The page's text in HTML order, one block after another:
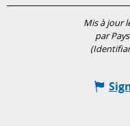
Mis à jour
par